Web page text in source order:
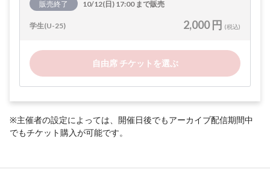
販売終了 10/12(日) 17:00 まで販売
学生(U-25) 2,000 円 (税込)
自由席 チケットを選ぶ
※主催者の設定によっては、開催日後でもアーカイブ配信期間中
でもチケット購入が可能です。